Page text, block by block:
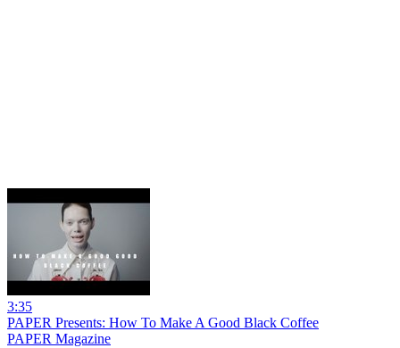
3:35
PAPER Presents: How To Make A Good Black Coffee
PAPER Magazine